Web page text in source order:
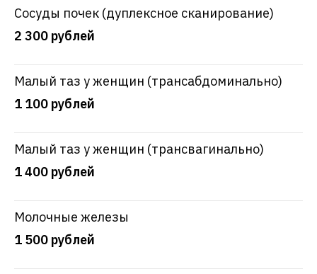
Сосуды почек (дуплексное сканирование)
2 300 рублей
Малый таз у женщин (трансабдоминально)
1 100 рублей
Малый таз у женщин (трансвагинально)
1 400 рублей
Молочные железы
1 500 рублей